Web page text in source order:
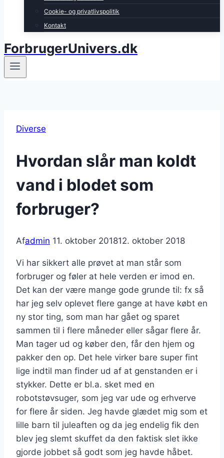
Cookie- og privatlivspolitik
Kontakt
ForbrugerUnivers.dk
Diverse
Hvordan slår man koldt
vand i blodet som
forbruger?
Afadmin 11. oktober 201812. oktober 2018
Vi har sikkert alle prøvet at man står som
forbruger og føler at hele verden er imod en.
Det kan der være mange gode grunde til: fx så
har jeg selv oplevet flere gange at have købt en
ny stor ting, som man har gået og sparet
sammen til i flere måneder eller sågar flere år.
Man tager ud og køber den, får den hjem og
pakker den op. Det hele virker bare super fint
lige indtil man finder ud af at genstanden er i
stykker. Dette er bl.a. sket med en
robotstøvsuger, som jeg var ude og erhverve
for flere år siden. Jeg havde glædet mig som et
lille barn til juleaften og da jeg endelig fik den
blev jeg slemt skuffet da den faktisk slet ikke
gjorde jobbet så godt som jeg havde håbet.